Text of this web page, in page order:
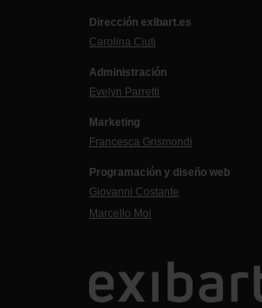
Dirección exibart.es
Carolina Ciuti
Administración
Evelyn Parretti
Marketing
Francesca Grismondi
Programación y diseño web
Giovanni Costante
Marcello Moi